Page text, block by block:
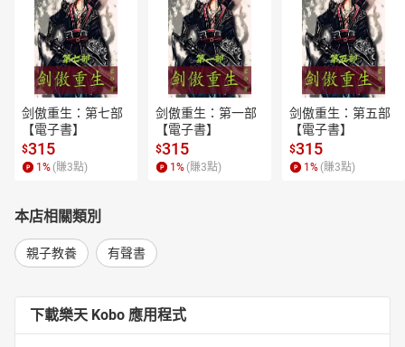
剑傲重生：第七部
【電子書】
$315
1 % (賺3點)
剑傲重生：第一部
【電子書】
$315
1 % (賺3點)
剑傲重生：第五部
【電子書】
$315
1 % (賺3點)
本店相關類別
親子教養 有聲書
下載樂天 Kobo 應用程式